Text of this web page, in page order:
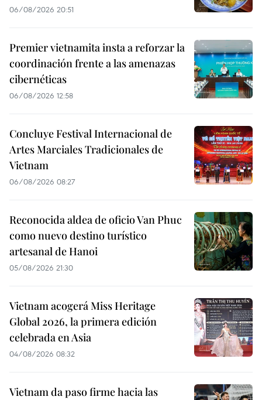
06/08/2026 20:51
Premier vietnamita insta a reforzar la
coordinación frente a las amenazas
cibernéticas
06/08/2026 12:58
Concluye Festival Internacional de
Artes Marciales Tradicionales de
Vietnam
06/08/2026 08:27
Reconocida aldea de oficio Van Phuc
como nuevo destino turístico
artesanal de Hanoi
05/08/2026 21:30
Vietnam acogerá Miss Heritage
Global 2026, la primera edición
celebrada en Asia
04/08/2026 08:32
Vietnam da paso firme hacia las